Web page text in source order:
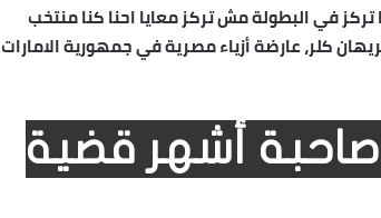
في البطولة مش تركز معايا احنا كنا منتخب
كلر، عارضة أزياء مصرية في جمهورية الامارات
أشهر قضية